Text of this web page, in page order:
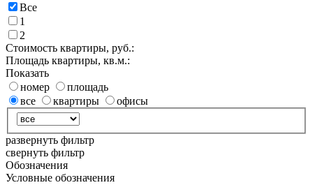
Все
1
2
Стоимость квартиры, руб.:
Площадь квартиры, кв.м.:
Показать
номер
площадь
все
квартиры офисы
развернуть фильтр
свернуть фильтр
Обозначения
Условные обозначения